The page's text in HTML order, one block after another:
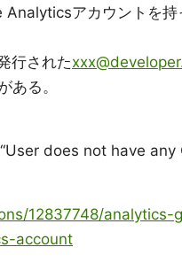
アカウントを
行された
ある。
does not have
12837748/
account